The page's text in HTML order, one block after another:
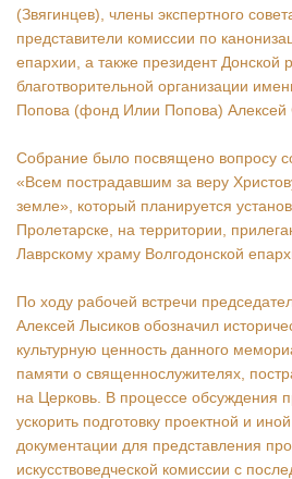
(Звягинцев), члены экспертного
представители комиссии по
епархии, а также президент Донской
благотворительной организации
Попова (фонд Илии Попова) Алексей
Собрание было посвящено вопросу
«Всем пострадавшим за веру
земле», который планируется
Пролетарске, на территории,
Лаврскому храму Волгодонской
По ходу рабочей встречи
Алексей Лысиков обозначил
культурную ценность данного
памяти о священнослужителях,
на Церковь. В процессе обсуждения
ускорить подготовку проектной и
документации для представления
искусствоведческой комиссии с